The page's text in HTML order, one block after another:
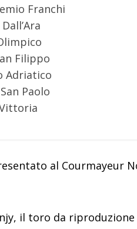
Franchi
Filippo
Adriatico
Paolo
al Courmayeur
il toro da